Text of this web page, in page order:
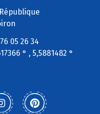
05 26 34
° , 5,5881482 °